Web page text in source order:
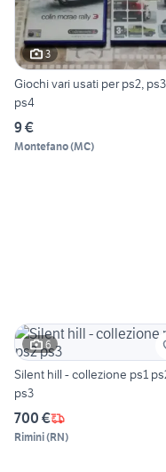
3
Giochi vari usati per ps2,
ps4
9 €
Montefano(MC)
6
Silent hill - collezione ps1
ps3
700 €
Rimini(RN)